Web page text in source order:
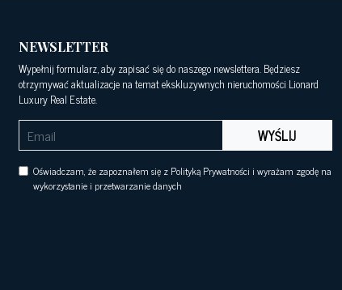
NEWSLETTER
Wypełnij formularz, aby zapisać się do naszego newslettera. Będziesz
otrzymywać aktualizacje na temat ekskluzywnych nieruchomości Lionard
Luxury Real Estate.
WYŚLIJ
Oświadczam, że zapoznałem się z Polityką Prywatności i wyrażam zgodę na
wykorzystanie i przetwarzanie danych